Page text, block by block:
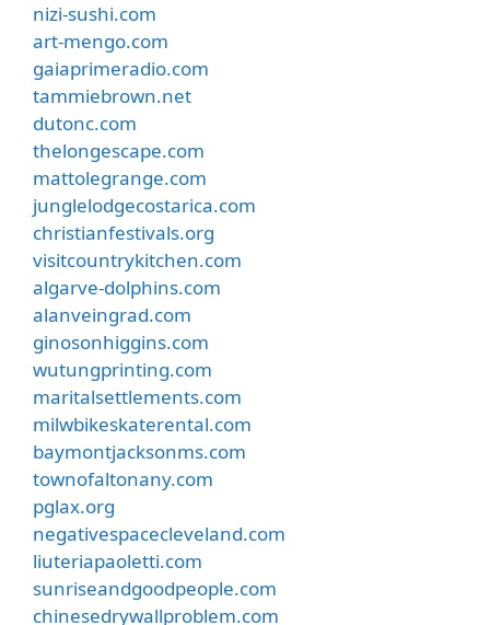
nizi-sushi.com
art-mengo.com
gaiaprimeradio.com
tammiebrown.net
dutonc.com
thelongescape.com
mattolegrange.com
junglelodgecostarica.com
christianfestivals.org
visitcountrykitchen.com
algarve-dolphins.com
alanveingrad.com
ginosonhiggins.com
wutungprinting.com
maritalsettlements.com
milwbikeskaterental.com
baymontjacksonms.com
townofaltonany.com
pglax.org
negativespacecleveland.com
liuteriapaoletti.com
sunriseandgoodpeople.com
chinesedrywallproblem.com